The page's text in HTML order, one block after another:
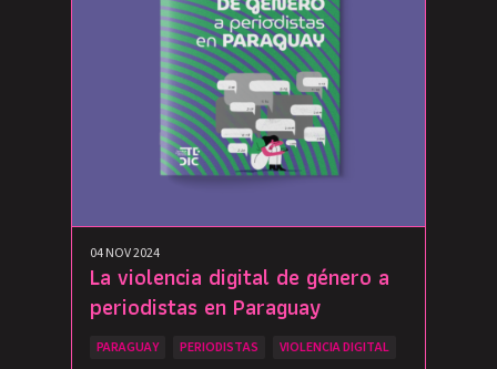
04 NOV 2024
La violencia digital de género a
periodistas en Paraguay
PARAGUAY PERIODISTAS VIOLENCIA DIGITAL